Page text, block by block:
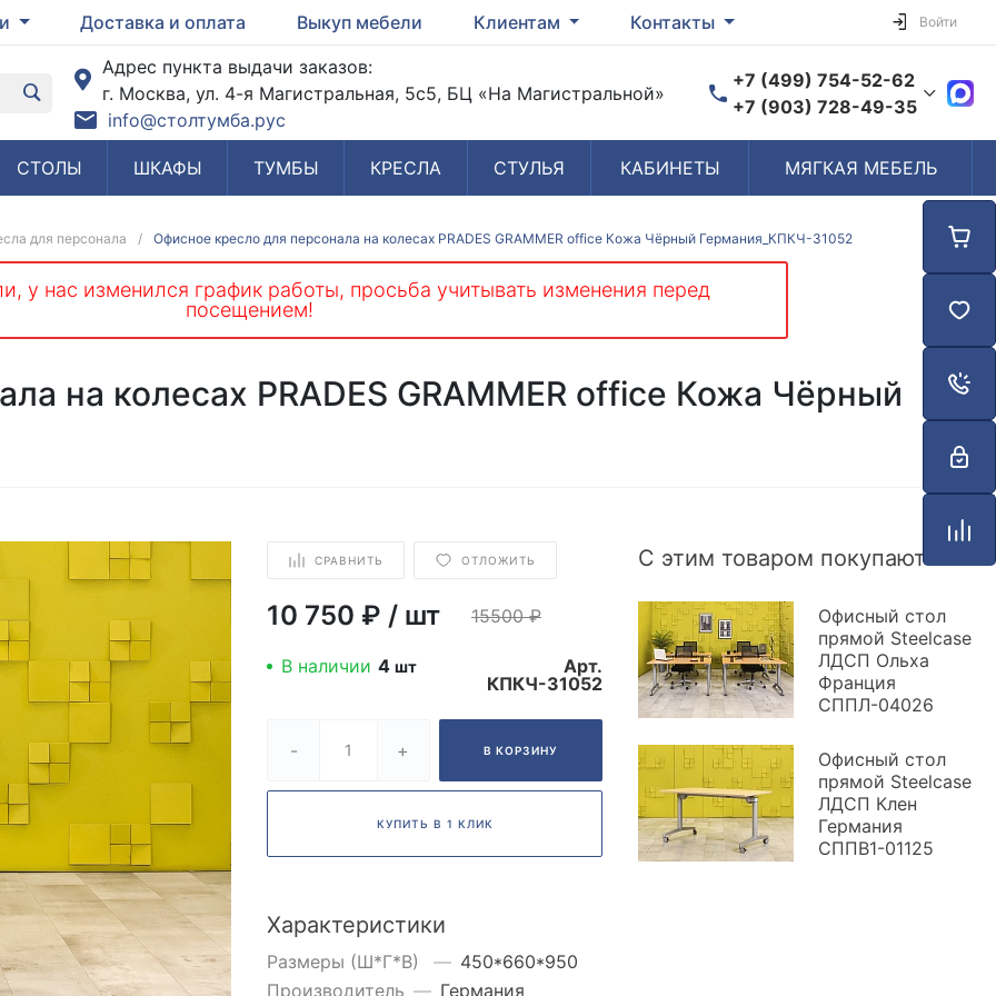
Доставка и оплата Выкуп мебели Клиентам Контакты Войти
Адрес пункта выдачи заказов:
г. Москва, ул. 4-я Магистральная, 5с5, БЦ «На Магистральной»
info@столтумба.рус
+7 (499) 754-52-62
+7 (903) 728-49-35
Время работы
Пн-Пт: 10:00-19:00
СТОЛЫ ШКАФЫ ТУМБЫ КРЕСЛА СТУЛЬЯ КАБИНЕТЫ МЯГКАЯ МЕБЕЛЬ
для персонала / Офисное кресло для персонала на колесах PRADES GRAMMER office Кожа Чёрный Германия_КПКЧ-31052
у нас изменился график работы, просьба учитывать изменения перед
посещением!
на колесах PRADES GRAMMER office Кожа Чёрный
СРАВНИТЬ ОТЛОЖИТЬ
10 750 ₽ / шт 15500₽
В наличии 4 шт
Арт.
КПКЧ-31052
- + В КОРЗИНУ
КУПИТЬ В 1 КЛИК
Характеристики
Размеры (Ш*Г*В) — 450*660*950
Производитель — Германия
С этим товаром покупают
Офисный стол
прямой Steelcase
ЛДСП Ольха
Франция
СППЛ-04026
Офисный стол
прямой Steelcase
ЛДСП Клен
Германия
СППВ1-01125